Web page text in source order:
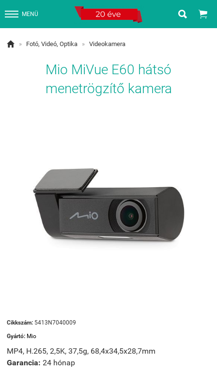
MENÜ  
 » Fotó, Videó, Optika » Videokamera
Mio MiVue E60 hátsó
menetrögzítő kamera
Cikkszám: 5413N7040009
Gyártó: Mio
MP4, H.265, 2,5K, 37,5g, 68,4x34,5x28,7mm
Garancia: 24 hónap